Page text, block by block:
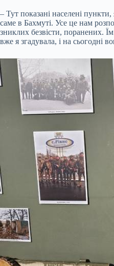
– Тут показані населені
саме в Бахмуті. Усе це нам
зниклих безвісти, поранених.
вже я згадувала, і на сьогодні